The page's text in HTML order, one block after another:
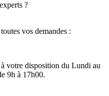
?
vos demandes :
votre disposition du Lundi au
9h à 17h00.